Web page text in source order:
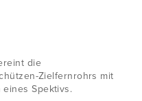
die
Zielfernrohrs mit
Spektivs.